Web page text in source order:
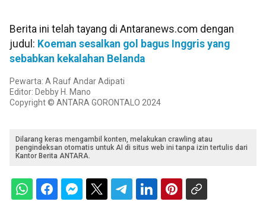
Berita ini telah tayang di Antaranews.com dengan
judul: Koeman sesalkan gol bagus Inggris yang
sebabkan kekalahan Belanda
Pewarta: A Rauf Andar Adipati
Editor: Debby H. Mano
Copyright © ANTARA GORONTALO 2024
Dilarang keras mengambil konten, melakukan crawling atau
pengindeksan otomatis untuk AI di situs web ini tanpa izin tertulis dari
Kantor Berita ANTARA.